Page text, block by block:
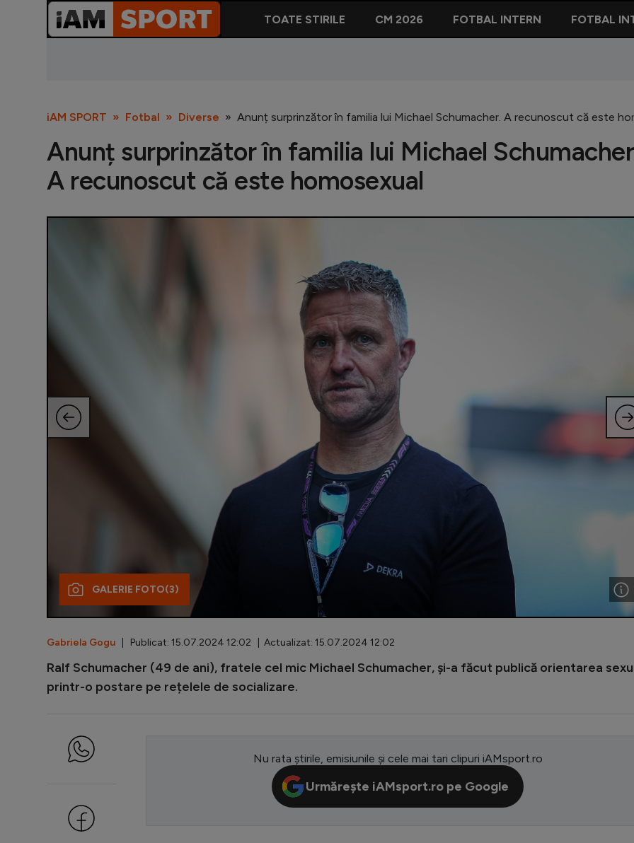
TOATE STIRILE CM 2026 FOTBAL INTERN FOTBAL
iAM SPORT Fotbal Diverse Anunț surprinzător în familia lui Michael Schumacher. A recunoscut că este
Anunț surprinzător în familia lui Michael
A recunoscut că este homosexual
GALERIE FOTO(3)
Gabriela Gogu | Publicat: 15.07.2024 12:02 | Actualizat: 15.07.2024 12:02
Ralf Schumacher (49 de ani), fratele cel mic Michael Schumacher, și-a făcut publică orientarea
printr-o postare pe rețelele de socializare.
Nu rata știrile, emisiunile și cele mai tari clipuri iAMsport.ro
Urmărește iAMsport.ro pe Google